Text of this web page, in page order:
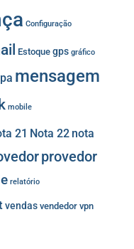
Configuração
Estoque gps gráfico
mensagem
mobile
21 Nota 22 nota
provedor
relatório
vendas vendedor vpn